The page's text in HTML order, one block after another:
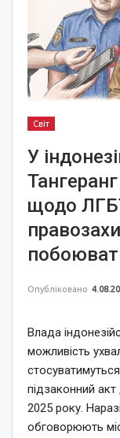
Світ
У
щодо
Опубліковано
Влада
можливість
підзаконний
2025 року.
обговорюють